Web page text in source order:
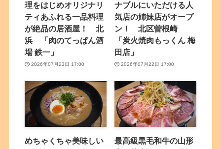
理をはじめオリジナリ
ティあふれる一品料理
が絶品の居酒屋！ 北
浜 「肉のてっぱん酒
場 鉄一」
2026年07月23日 17:00
ナブルにいただける人
気店の姉妹店がオープ
ン！ 北区曽根崎
「炭火焼肉もっくん 梅
田店」
2026年07月22日 17:00
めちゃくちゃ美味しい
最高級黒毛和牛の山形